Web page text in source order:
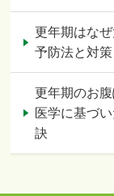
更年期はな
予防法と対策
更年期のお
医学に基づ
訣